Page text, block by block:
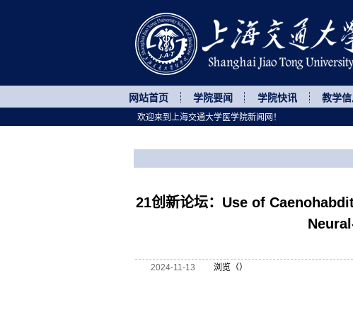
网站首页 学院要闻 学院快讯 教学信
21创新论坛：Use of
2024-11-13 浏览（）
欢迎来到上海交通大学医学院新闻网！